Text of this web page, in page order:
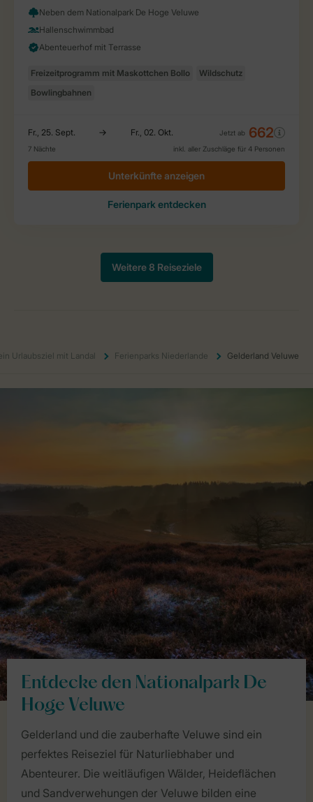
Urlaubsziel mit Landal Ferienparks Niederlande Gelderland Veluwe
Entdecke den Nationalpark De
Hoge Veluwe
Gelderland und die zauberhafte Veluwe sind ein
perfektes Reiseziel für Naturliebhaber und
Abenteurer. Die weitläufigen Wälder, Heideflächen
und Sandverwehungen der Veluwe bilden eine